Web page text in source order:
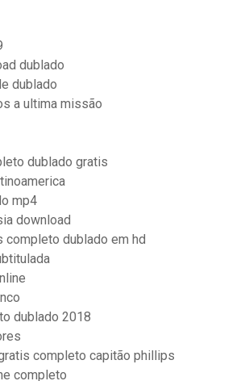
dublado
dublado
a ultima missão
dublado gratis
mp4
download
dublado em hd
dublado 2018
completo capitão phillips
completo